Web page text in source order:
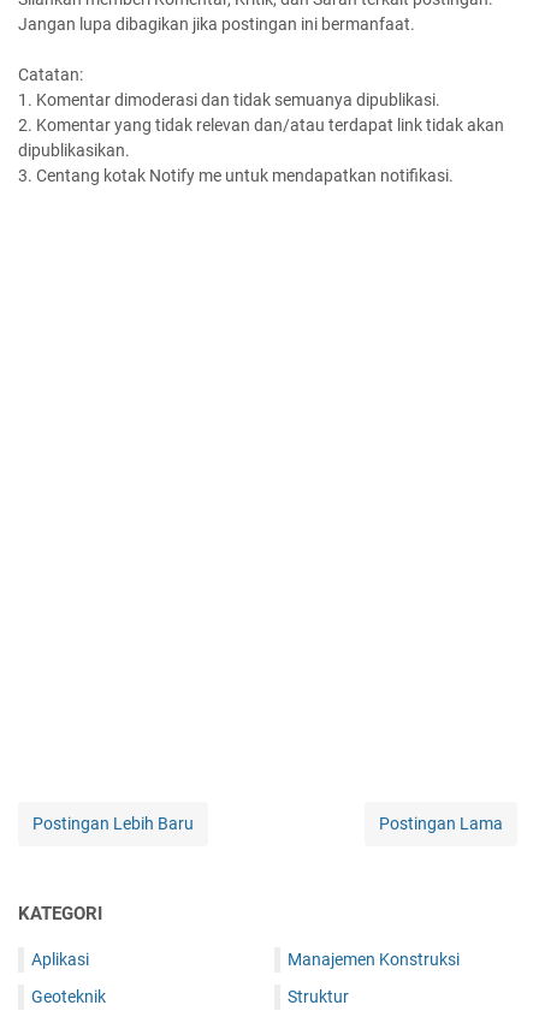
Jangan lupa dibagikan jika postingan ini bermanfaat.
Catatan:
1. Komentar dimoderasi dan tidak semuanya dipublikasi.
2. Komentar yang tidak relevan dan/atau terdapat link tidak akan
dipublikasikan.
3. Centang kotak Notify me untuk mendapatkan notifikasi.
Postingan Lebih Baru Postingan Lama
KATEGORI
Aplikasi
Geoteknik
Manajemen Konstruksi
Struktur